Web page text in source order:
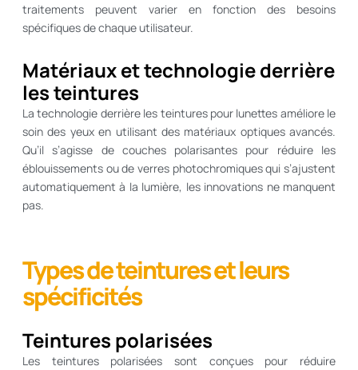
traitements peuvent varier en fonction des besoins
spécifiques de chaque utilisateur.
Matériaux et technologie derrière
les teintures
La technologie derrière les teintures pour lunettes améliore le
soin des yeux en utilisant des matériaux optiques avancés.
Qu’il s’agisse de couches polarisantes pour réduire les
éblouissements ou de verres photochromiques qui s’ajustent
automatiquement à la lumière, les innovations ne manquent
pas.
Types de teintures et leurs
spécificités
Teintures polarisées
Les teintures polarisées sont conçues pour réduire